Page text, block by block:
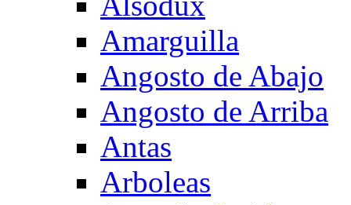
Amarguilla
Angosto de Abajo
Angosto de Arriba
Antas
Arboleas